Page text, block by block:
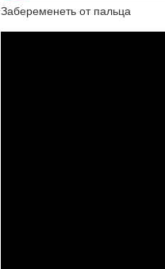
Забеременеть от пальца